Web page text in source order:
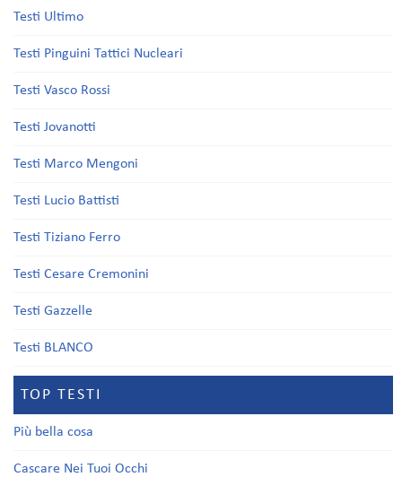
Testi Ultimo
Testi Pinguini Tattici Nucleari
Testi Vasco Rossi
Testi Jovanotti
Testi Marco Mengoni
Testi Lucio Battisti
Testi Tiziano Ferro
Testi Cesare Cremonini
Testi Gazzelle
Testi BLANCO
TOP TESTI
Più bella cosa
Cascare Nei Tuoi Occhi